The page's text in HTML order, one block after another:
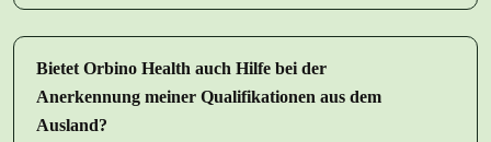
Bietet Orbino Health auch Hilfe bei der
Anerkennung meiner Qualifikationen aus dem
Ausland?